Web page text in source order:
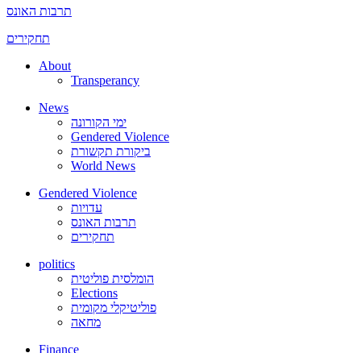
תרבות האונס
תחקירים
About
Transperancy
News
ימי הקורונה
Gendered Violence
ביקורת תקשורת
World News
Gendered Violence
עדויות
תרבות האונס
תחקירים
politics
הומלסית פוליטית
Elections
פוליטיקלי מקומית
מחאה
Finance